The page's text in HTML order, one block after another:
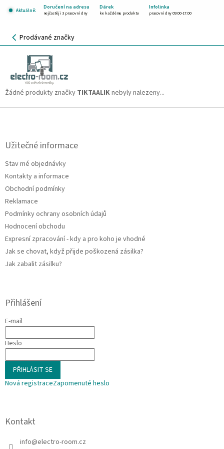
Aktuálně:
Doručení na adresu Dárek Infolinka
nejčastěji 3 pracovní dny ke každému produktu pracovní dny 09:00-17:00
NÁKUPNÍ
KOŠÍK
Prodávané značky
TIKTAALIK
Žádné produkty značky TIKTAALIKnebyly nalezeny...
Z
Užitečné informace
Stav mé objednávky
Kontakty a informace
Obchodní podmínky
Reklamace
Podmínky ochrany osobních údajů
Hodnocení obchodu
Expresní zpracování - kdy a pro koho je vhodné
Jak se chovat, když přijde poškozená zásilka?
Jak zabalit zásilku?
Přihlášení
E-mail
Heslo
PŘIHLÁSIT SE
Nová registraceZapomenuté heslo
Kontakt
info@electro-room.cz